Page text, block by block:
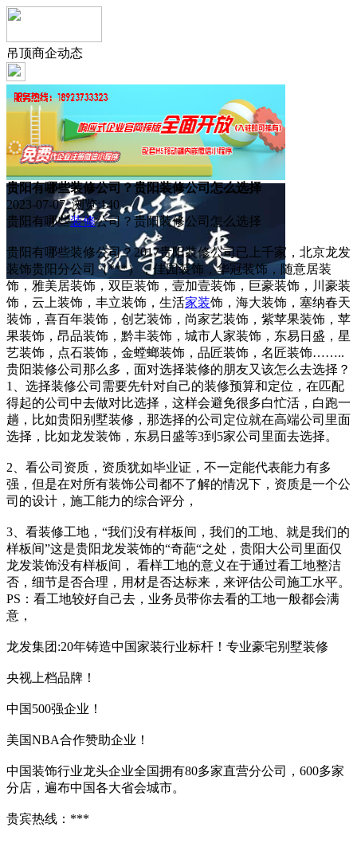
吊顶商企动态
贵阳有哪些装修公司？贵阳装修公司怎么选择
2023-07-07 浏览:140
贵阳有哪些装修公司？贵阳装修公司怎么选择
贵阳有哪些装修公司？2017贵阳装修公司已上千家，北京龙发
装饰贵阳分公司（***），佳园装饰，华冠装饰，随意居装
饰，雅美居装饰，双臣装饰，壹加壹装饰，巨豪装饰，川豪装
饰，云上装饰，丰立装饰，生活家装饰，海大装饰，塞纳春天
装饰，喜百年装饰，创艺装饰，尚家艺装饰，紫苹果装饰，苹
果装饰，昂品装饰，黔丰装饰，城市人家装饰，东易日盛，星
艺装饰，点石装饰，金螳螂装饰，品匠装饰，名匠装饰……..
贵阳装修公司那么多，面对选择装修的朋友又该怎么去选择？
1、选择装修公司需要先针对自己的装修预算和定位，在匹配
得起的公司中去做对比选择，这样会避免很多白忙活，白跑一
趟，比如贵阳别墅装修，那选择的公司定位就在高端公司里面
选择，比如龙发装饰，东易日盛等3到5家公司里面去选择。
2、看公司资质，资质犹如毕业证，不一定能代表能力有多
强，但是在对所有装饰公司都不了解的情况下，资质是一个公
司的设计，施工能力的综合评分，
3、看装修工地，“我们没有样板间，我们的工地、就是我们的
样板间”这是贵阳龙发装饰的“奇葩“之处，贵阳大公司里面仅
龙发装饰没有样板间， 看样工地的意义在于通过看工地整洁
否，细节是否合理，用材是否达标来，来评估公司施工水平。
PS：看工地较好自己去，业务员带你去看的工地一般都会满
意，
龙发集团:20年铸造中国家装行业标杆！专业豪宅别墅装修
央视上档品牌！
中国500强企业！
美国NBA合作赞助企业！
中国装饰行业龙头企业全国拥有80多家直营分公司，600多家
分店，遍布中国各大省会城市。
贵宾热线：***